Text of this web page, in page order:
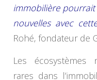
immobilière
nouvelles avec
Rohé, fondateur de
Les écosystèmes
rares dans